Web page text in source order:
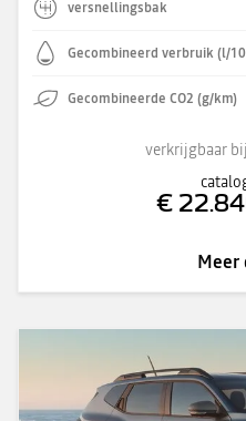
versnellingsbak
Gecombineerd verbruik (l/
Gecombineerde CO2 (g/km)
verkrijgbaar
€
Meer